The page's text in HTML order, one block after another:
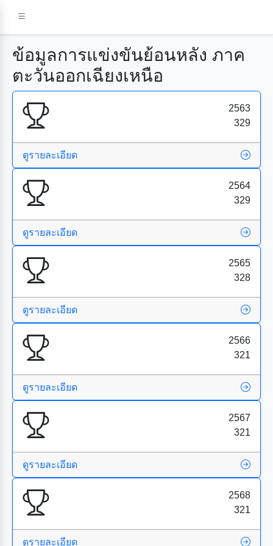
ข้อมูลการแข่งขันย้อนหลัง ภาค
ตะวันออกเฉียงเหนือ
2563
329
ดูรายละเอียด
2564
329
ดูรายละเอียด
2565
328
ดูรายละเอียด
2566
321
ดูรายละเอียด
2567
321
ดูรายละเอียด
2568
321
ดูรายละเอียด